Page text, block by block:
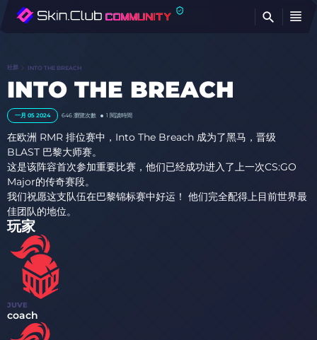
社群 INTO THE BREACH
INTO THE BREACH
一月 05 2024 646 瀏覽次數 1 閱讀時間
在欧洲 RMR 排位赛中，Into The Breach 成为了黑马，晋级
BLAST 巴黎大师赛。
这是该阵容首次参加重要比赛，他们已经成功进入了上一次CS:GO
Major的传奇赛段。
我们祝愿这支队伍在巴黎锦标赛中好运！ 他们完全配得上目前世界最
佳团队的地位。
玩家
JUVE
coach